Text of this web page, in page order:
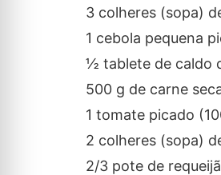
3 colheres (sopa)
1 cebola pequena
½ tablete de caldo
500 g de carne
1 tomate picado
2 colheres (sopa)
2/3 pote de